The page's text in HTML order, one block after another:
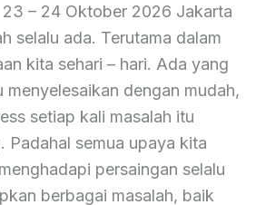
– 24 Oktober 2026 Jakarta
selalu ada. Terutama dalam
kita sehari – hari. Ada yang
menyelesaikan dengan mudah,
setiap kali masalah itu
Padahal semua upaya kita
persaingan selalu
berbagai masalah, baik